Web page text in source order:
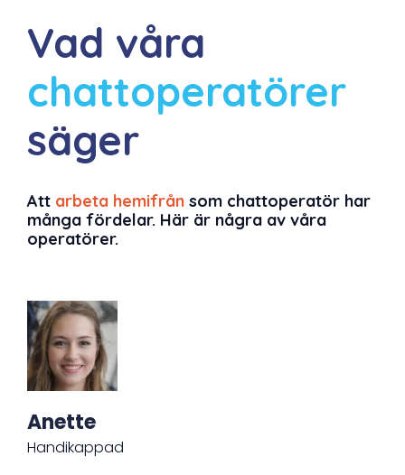
Vad våra
chattoperatörer
säger
Att arbeta hemifrån som chattoperatör har
många fördelar. Här är några av våra
operatörer.
Anette
Handikappad